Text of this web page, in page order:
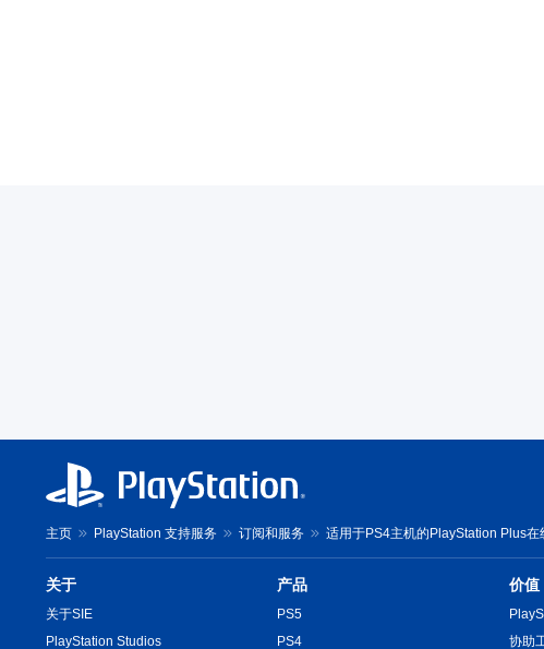
主页 PlayStation 支持服务 订阅和服务 适用于PS4主机的PlayStation Plus在
关于
关于SIE
PlayStation Studios
产品
PS5
PS4
价值
协助